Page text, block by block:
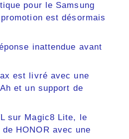
pour le Samsung
est désormais
inattendue avant
est livré avec une
et un support de
sur Magic8 Lite, le
HONOR avec une